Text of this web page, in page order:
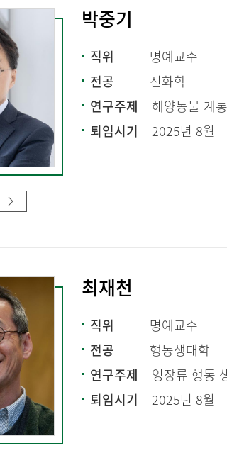
박중기
직위
명예교수
전공
진화학
연구주제
해양동물 계
퇴임시기
2025년 8월
최재천
직위
명예교수
전공
행동생태학
연구주제
영장류 행동
퇴임시기
2025년 8월